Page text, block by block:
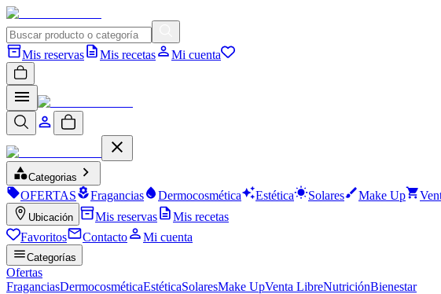
Mis reservas Mis recetas Mi cuenta
Categorias
OFERTAS Fragancias Dermocosmética Estética Solares Make Up
Ubicación Mis reservas
Mis recetas
Favoritos
Contacto Mi cuenta
Categorías
Ofertas
FraganciasDermocosméticaEstéticaSolaresMake UpVenta LibreNutriciónBienestar